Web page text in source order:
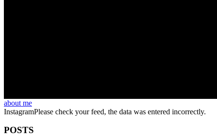
about me
InstagramPlease check your feed, the data was entered incorrectly.
POSTS